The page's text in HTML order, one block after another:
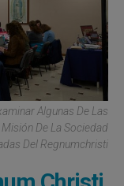
Algunas De Las
De La Sociedad
Del Regnumchristi